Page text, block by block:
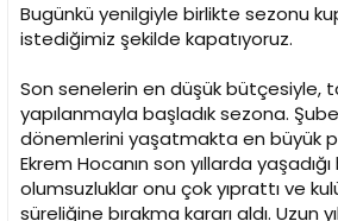
a
t
n
a
r
h
i
Bugünkü yenilgiyle birlikte sezonu
istediğimiz şekilde kapatıyoruz.
Son senelerin en düşük bütçesiyle,
yapılanmayla başladık sezona.
dönemlerini yaşatmakta en büyük
Ekrem Hocanın son yıllarda yaşadığı
olumsuzluklar onu çok yıprattı ve
süreliğine bırakma kararı aldı. Uzun